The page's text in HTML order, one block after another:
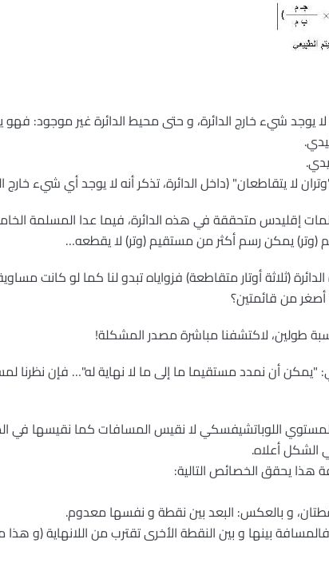
شيء خارج الدائرة، و حتى محيط الدائرة غير موجود: فهو
لا يتقاطعان" (داخل الدائرة، تذكر أنه لا يوجد أي شيء خارج
إقليدس متحققة في هذه الدائرة، فيما عدا المسلمة
يمكن رسم أكثر من مستقيم (وتر) لا يقطعه…
(ثلاثة أوتار متقاطعة) فزواياه تبدو لنا كما لو كانت مساوية
أصغر من قائمتين؟
طولين، لاكتشفنا مباشرة مصدر المشكلة!
"يمكن أن نمدد مستقيما ما إلى ما لا نهاية له"… فإن نظرنا
اللوباتشيفسكي لا نقيس المسافات كما نقيسها في
الشكل أعلاه.
هذا يحقق الخصائص التالية:
و بالعكس: البعد بين نقطة و نفسها معدوم.
بينها و بين النقطة الأخرى تقترب من اللانهاية (و